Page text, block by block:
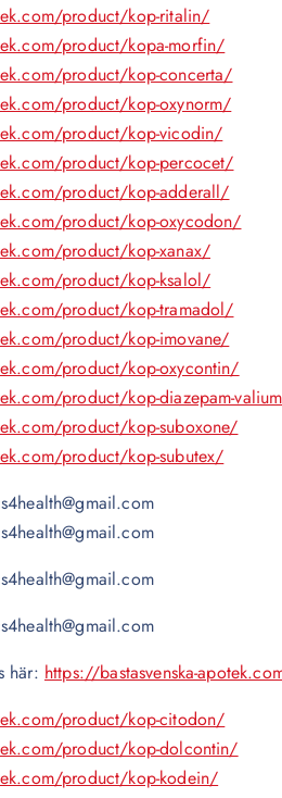
product/kop-ritalin/
product/kopa-morfin/
product/kop-concerta/
product/kop-oxynorm/
product/kop-vicodin/
product/kop-percocet/
product/kop-adderall/
product/kop-oxycodon/
product/kop-xanax/
product/kop-ksalol/
product/kop-tramadol/
product/kop-imovane/
product/kop-oxycontin/
product/kop-diazepam-
product/kop-suboxone/
product/kop-subutex/
här: https://bastasvenska-
product/kop-citodon/
product/kop-dolcontin/
product/kop-kodein/